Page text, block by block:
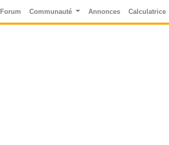
Forum Communauté Annonces Calculatrice